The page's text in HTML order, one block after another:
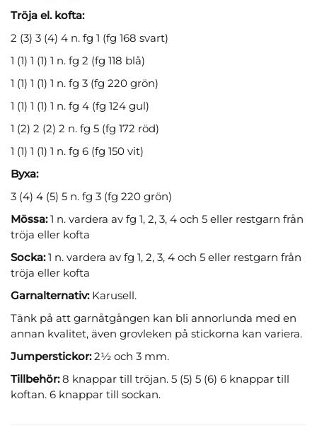
Tröja el. kofta:
2 (3) 3 (4) 4 n. fg 1 (fg 168 svart)
1 (1) 1 (1) 1 n. fg 2 (fg 118 blå)
1 (1) 1 (1) 1 n. fg 3 (fg 220 grön)
1 (1) 1 (1) 1 n. fg 4 (fg 124 gul)
1 (2) 2 (2) 2 n. fg 5 (fg 172 röd)
1 (1) 1 (1) 1 n. fg 6 (fg 150 vit)
Byxa:
3 (4) 4 (5) 5 n. fg 3 (fg 220 grön)
Mössa:1 n. vardera av fg 1, 2, 3, 4 och 5 eller restgarn från
tröja eller kofta
Socka:1 n. vardera av fg 1, 2, 3, 4 och 5 eller restgarn från
tröja eller kofta
Garnalternativ:Karusell.
Tänk på att garnåtgången kan bli annorlunda med en
annan kvalitet, även grovleken på stickorna kan variera.
Jumperstickor:2½ och 3 mm.
Tillbehör:8 knappar till tröjan. 5 (5) 5 (6) 6 knappar till
koftan. 6 knappar till sockan.